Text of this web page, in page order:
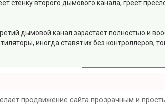
стенку второго дымового канала, греет
дымовой канал зарастает полностью и
иногда ставят их без контроллеров,
продвижение сайта прозрачным и